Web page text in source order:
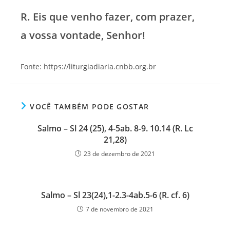
R. Eis que venho fazer, com prazer,
a vossa vontade, Senhor!
Fonte: https://liturgiadiaria.cnbb.org.br
VOCÊ TAMBÉM PODE GOSTAR
Salmo – Sl 24 (25), 4-5ab. 8-9. 10.14 (R. Lc
21,28)
23 de dezembro de 2021
Salmo – Sl 23(24),1-2.3-4ab.5-6 (R. cf. 6)
7 de novembro de 2021